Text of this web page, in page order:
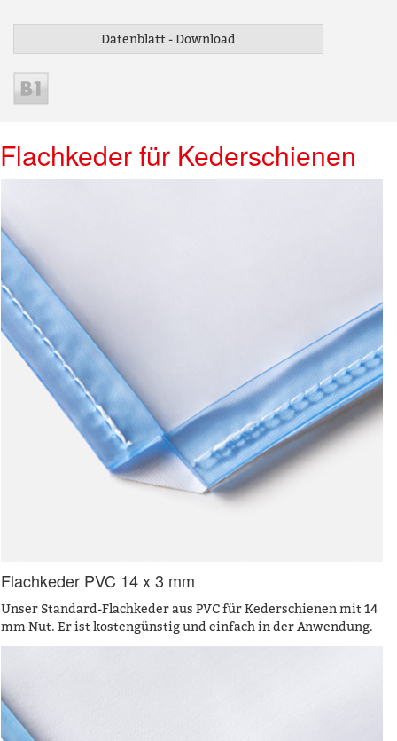
Datenblatt - Download
Flachkeder für Kederschienen
Flachkeder PVC 14 x 3 mm
Unser Standard-Flachkeder aus PVC für Kederschienen mit 14
mm Nut. Er ist kostengünstig und einfach in der Anwendung.